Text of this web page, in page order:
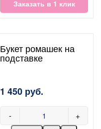
Заказать в 1 клик
Букет ромашек на
подставке
1 450 руб.
- +